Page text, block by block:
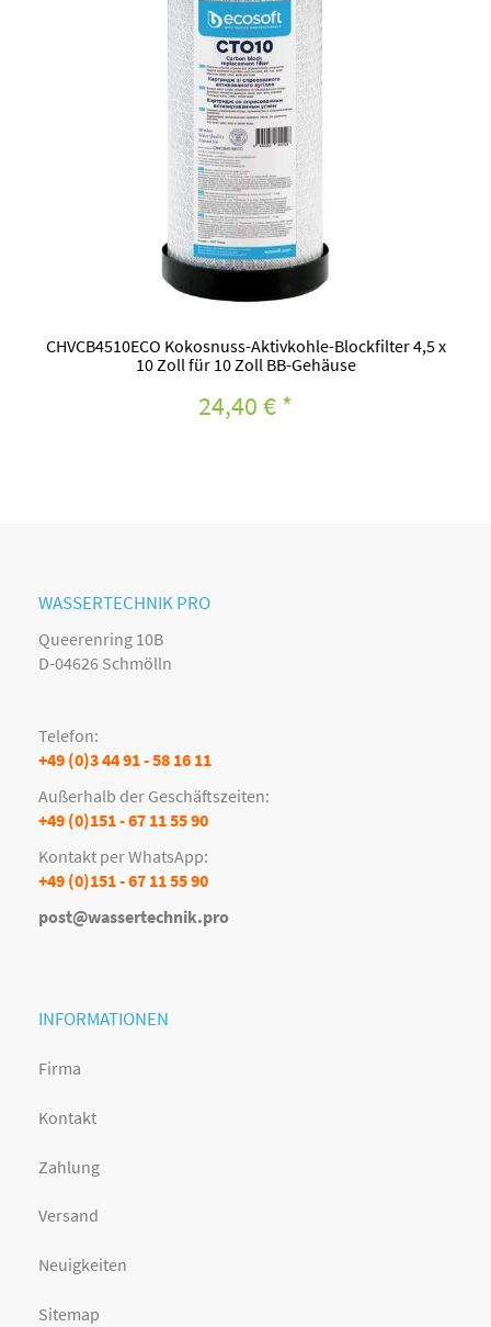
CHVCB4510ECO Kokosnuss-Aktivkohle-Blockfilter 4,5 x
10 Zoll für 10 Zoll BB-Gehäuse
24,40 €*
WASSERTECHNIK PRO
Queerenring 10B
D-04626 Schmölln
Telefon:
+49 (0)3 44 91 - 58 16 11
Außerhalb der Geschäftszeiten:
+49 (0)151 - 67 11 55 90
Kontakt per WhatsApp:
+49 (0)151 - 67 11 55 90
post@wassertechnik.pro
INFORMATIONEN
Firma
Kontakt
Zahlung
Versand
Neuigkeiten
Sitemap